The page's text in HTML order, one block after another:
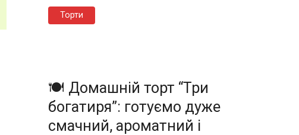
Торти
🍽️ Домашній торт “Три
богатиря”: готуємо дуже
смачний, ароматний і